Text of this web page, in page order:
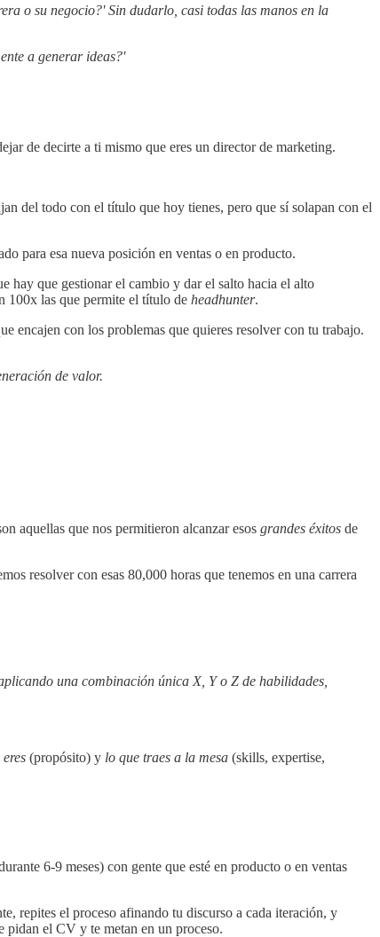
o su negocio?' Sin dudarlo, casi todas las manos en la
a generar ideas?'
de decirte a ti mismo que eres un director de marketing.
del todo con el título que hoy tienes, pero que sí solapan con el
para esa nueva posición en ventas o en producto.
hay que gestionar el cambio y dar el salto hacia el alto
100x las que permite el título de headhunter.
encajen con los problemas que quieres resolver con tu trabajo.
de valor.
aquellas que nos permitieron alcanzar esos grandes éxitos de
resolver con esas 80,000 horas que tenemos en una carrera
una combinación única X, Y o Z de habilidades,
(propósito) y lo que traes a la mesa (skills, expertise,
6-9 meses) con gente que esté en producto o en ventas
repites el proceso afinando tu discurso a cada iteración, y
pidan el CV y te metan en un proceso.